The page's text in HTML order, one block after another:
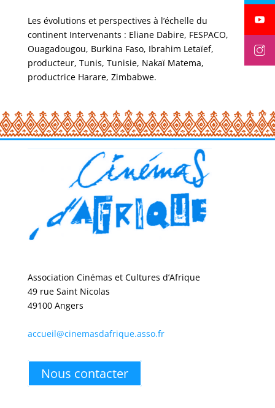
Les évolutions et perspectives à l’échelle du
continent Intervenants : Eliane Dabire, FESPACO,
Ouagadougou, Burkina Faso, Ibrahim Letaïef,
producteur, Tunis, Tunisie, Nakaï Matema,
productrice Harare, Zimbabwe.
Association Cinémas et Cultures d’Afrique
49 rue Saint Nicolas
49100 Angers
accueil@cinemasdafrique.asso.fr
Nous contacter